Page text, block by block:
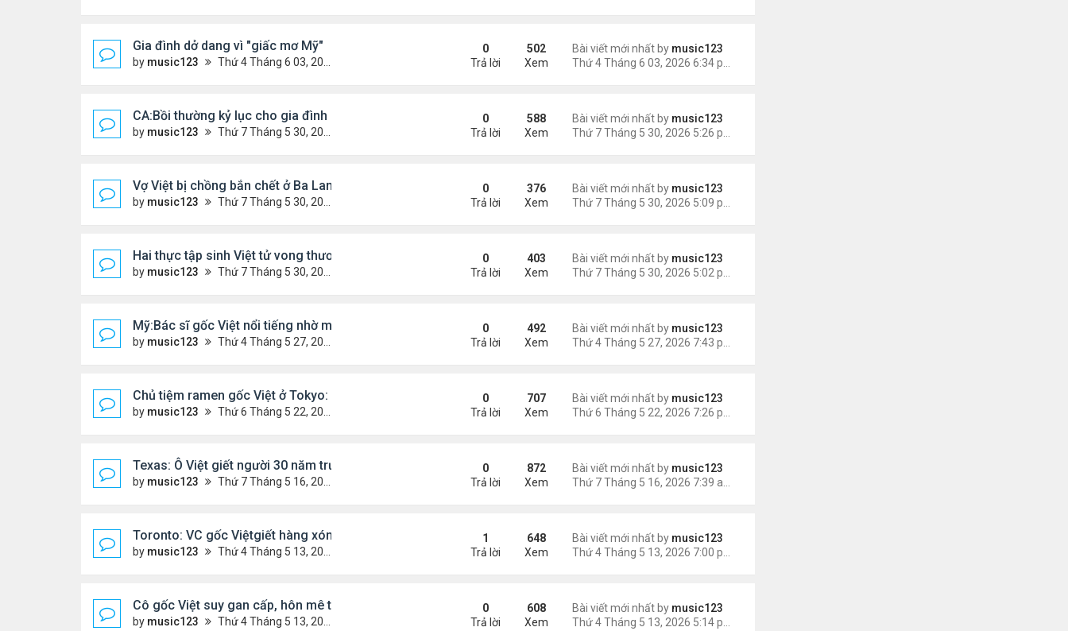
Gia đình dở dang vì "giấc mơ Mỹ"
by music123 Thứ 4 Tháng 6 03, 2026 6:34 pm
Bài viết mới nhất by music123
0
Trả lời
502
Xem
CA:Bồi thường kỷ lục cho gia đình gốc Việt ...
by music123 Thứ 7 Tháng 5 30, 2026 5:26 pm
Bài viết mới nhất by music123
0
Trả lời
588
Xem
Vợ Việt bị chồng bắn chết ở Ba Lan, để lại 2 con nhỏ
by music123 Thứ 7 Tháng 5 30, 2026 5:09 pm
Bài viết mới nhất by music123
0
Trả lời
376
Xem
Hai thực tập sinh Việt tử vong thương tâm
by music123 Thứ 7 Tháng 5 30, 2026 5:02 pm
Bài viết mới nhất by music123
0
Trả lời
403
Xem
Mỹ:Bác sĩ gốc Việt nổi tiếng nhờ món vịt quay Bắc Kinh
by music123 Thứ 4 Tháng 5 27, 2026 7:43 pm
Bài viết mới nhất by music123
0
Trả lời
492
Xem
Chủ tiệm ramen gốc Việt ở Tokyo: 'Người Nhật cố gắng một, tôi phải nỗ lực 10'
by music123 Thứ 6 Tháng 5 22, 2026 7:26 pm
Bài viết mới nhất by music123
0
Trả lời
707
Xem
Texas: Ô Việt giết người 30 năm trước, vừa mãn án tù bị trục xuất
by music123 Thứ 7 Tháng 5 16, 2026 7:39 am
Bài viết mới nhất by music123
0
Trả lời
872
Xem
Toronto: VC gốc Việtgiết hàng xóm sau mâu thuẫn về khói thịt nướng
by music123 Thứ 4 Tháng 5 13, 2026 6:56 pm
Bài viết mới nhất by music123
1
Trả lời
648
Xem
Cô gốc Việt suy gan cấp, hôn mê trong kỳ trăng mật
by music123 Thứ 4 Tháng 5 13, 2026 5:14 pm
Bài viết mới nhất by music123
0
Trả lời
608
Xem